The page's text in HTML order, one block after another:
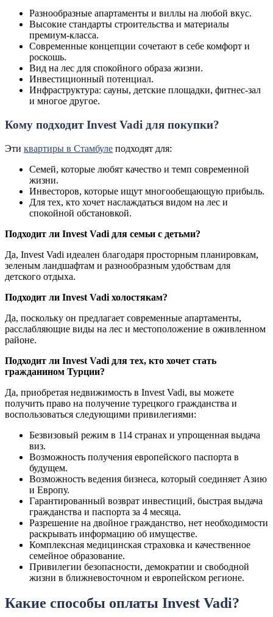
Разнообразные апартаменты и виллы на любой вкус.
Высокие стандарты строительства и материалы
премиум-класса.
Современные концепции сочетают в себе комфорт и
роскошь.
Вид на лес для спокойного образа жизни.
Инвестиционный потенциал.
Инфраструктура: сауны, детские площадки, фитнес-зал
и многое другое.
Кому подходит Invest Vadi для покупки?
Эти квартиры в Стамбуле подходят для:
Семей, которые любят качество и темп современной
жизни.
Инвесторов, которые ищут многообещающую прибыль.
Для тех, кто хочет наслаждаться видом на лес и
спокойной обстановкой.
Подходит ли Invest Vadi для семьи с детьми?
Да, Invest Vadi идеален благодаря просторным планировкам,
зеленым ландшафтам и разнообразным удобствам для
детского отдыха.
Подходит ли Invest Vadi холостякам?
Да, поскольку он предлагает современные апартаменты,
расслабляющие виды на лес и местоположение в оживленном
районе.
Подходит ли Invest Vadi для тех, кто хочет стать
гражданином Турции?
Да, приобретая недвижимость в Invest Vadi, вы можете
получить право на получение турецкого гражданства и
воспользоваться следующими привилегиями:
Безвизовый режим в 114 странах и упрощенная выдача
виз.
Возможность получения европейского паспорта в
будущем.
Возможность ведения бизнеса, который соединяет Азию
и Европу.
Гарантированный возврат инвестиций, быстрая выдача
гражданства и паспорта за 4 месяца.
Разрешение на двойное гражданство, нет необходимости
раскрывать информацию об имуществе.
Комплексная медицинская страховка и качественное
семейное образование.
Привилегии безопасности, демократии и свободной
жизни в ближневосточном и европейском регионе.
Какие способы оплаты Invest Vadi?